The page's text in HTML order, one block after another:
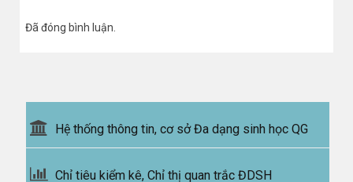
Đã đóng bình luận.
Hệ thống thông tin, cơ sở Đa dạng sinh học QG
Chỉ tiêu kiểm kê, Chỉ thị quan trắc ĐDSH